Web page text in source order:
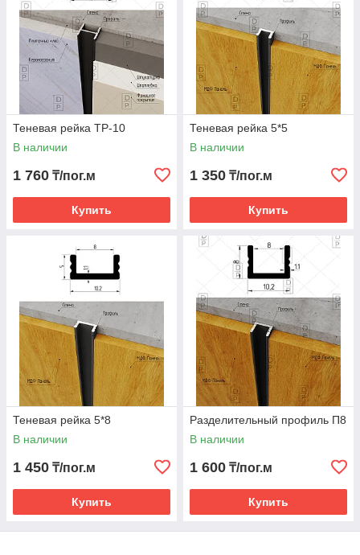
Теневая рейка ТР-10
В наличии
1 760 ₸/пог.м
Купить
Теневая рейка 5*5
В наличии
1 350 ₸/пог.м
Купить
Теневая рейка 5*8
В наличии
1 450 ₸/пог.м
Купить
Разделительный профиль П8
В наличии
1 600 ₸/пог.м
Купить